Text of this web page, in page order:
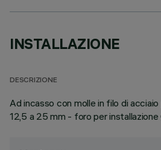
INSTALLAZIONE
DESCRIZIONE
Ad incasso con molle in filo di
12,5 a 25 mm - foro per